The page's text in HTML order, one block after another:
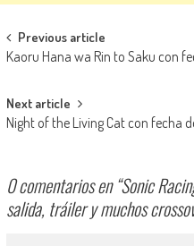
Navegación de
Previous article
Kaoru Hana wa Rin to Saku con
Next article
Night of the Living Cat con fecha
0 comentarios en “Sonic
salida, tráiler y muchos